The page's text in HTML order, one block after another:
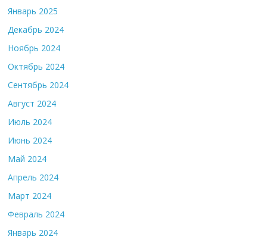
Январь 2025
Декабрь 2024
Ноябрь 2024
Октябрь 2024
Сентябрь 2024
Август 2024
Июль 2024
Июнь 2024
Май 2024
Апрель 2024
Март 2024
Февраль 2024
Январь 2024